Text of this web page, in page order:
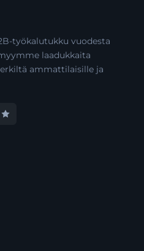
työkalutukku vuodesta
laadukkaita
ammattilaisille ja